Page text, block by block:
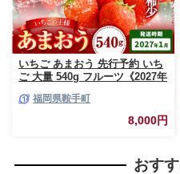
いちご あまおう 先行予約 いち
ご 大量 540g フルーツ《2027年
だもの 果物 福岡県 鞍手町【配
福岡県鞍手町
8,000円
おす